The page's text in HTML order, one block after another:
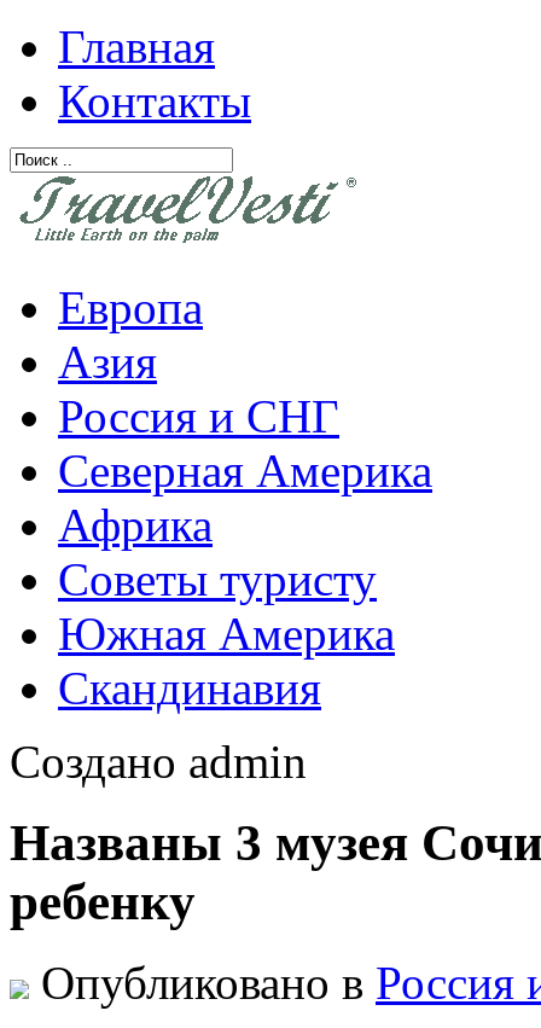
Главная
Контакты
Европа
Азия
Россия и СНГ
Северная Америка
Африка
Советы туристу
Южная Америка
Скандинавия
Создано admin
Названы 3 музея
ребенку
Опубликовано в